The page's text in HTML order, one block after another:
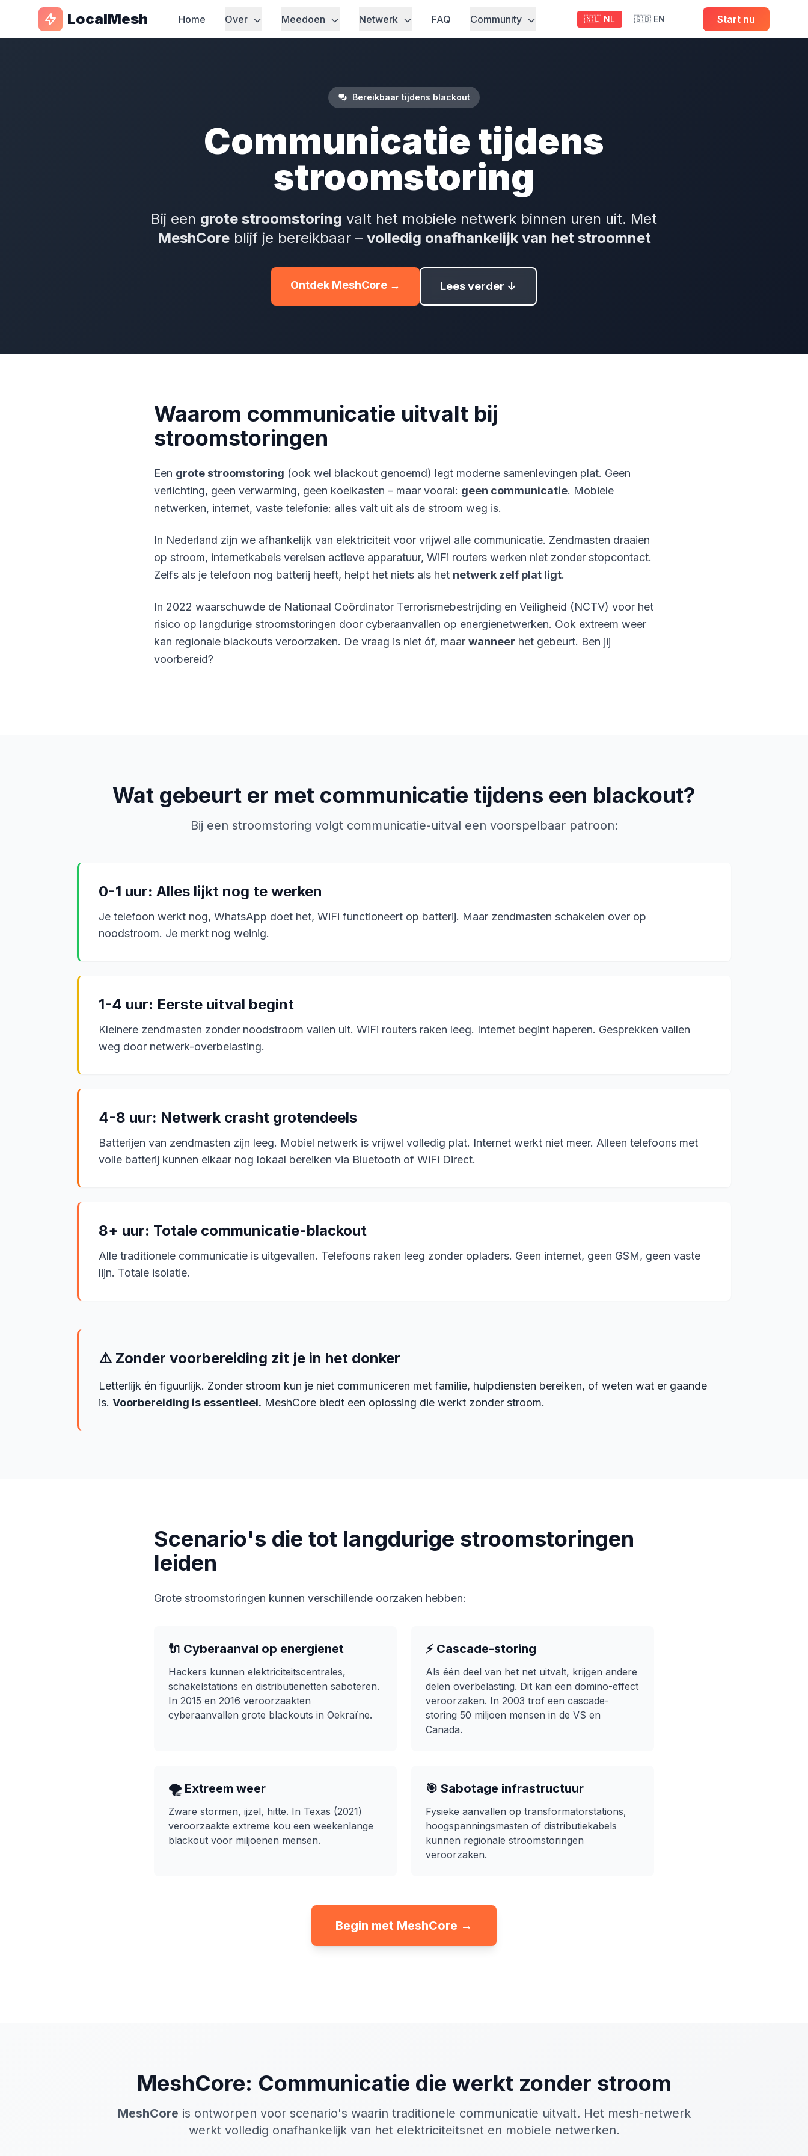
LocalMesh Home Over Meedoen Netwerk FAQ Community 🇳🇱 NL 🇬🇧 EN Start nu
Bereikbaar tijdens blackout
Communicatie tijdens
stroomstoring
Bij een grote stroomstoring valt het mobiele netwerk binnen uren uit. Met
MeshCoreblijf je bereikbaar – volledig onafhankelijk van het stroomnet
Ontdek MeshCore → Lees verder ↓
Waarom communicatie uitvalt bij
stroomstoringen
Een grote stroomstoring (ook wel blackout genoemd) legt moderne samenlevingen plat. Geen
verlichting, geen verwarming, geen koelkasten – maar vooral: geen communicatie. Mobiele
netwerken, internet, vaste telefonie: alles valt uit als de stroom weg is.
In Nederland zijn we afhankelijk van elektriciteit voor vrijwel alle communicatie. Zendmasten draaien
op stroom, internetkabels vereisen actieve apparatuur, WiFi routers werken niet zonder stopcontact.
Zelfs als je telefoon nog batterij heeft, helpt het niets als het netwerk zelf plat ligt.
In 2022 waarschuwde de Nationaal Coördinator Terrorismebestrijding en Veiligheid (NCTV) voor het
risico op langdurige stroomstoringen door cyberaanvallen op energienetwerken. Ook extreem weer
kan regionale blackouts veroorzaken. De vraag is niet óf, maar wanneer het gebeurt. Ben jij
voorbereid?
Wat gebeurt er met communicatie tijdens een blackout?
Bij een stroomstoring volgt communicatie-uitval een voorspelbaar patroon:
0-1 uur: Alles lijkt nog te werken
Je telefoon werkt nog, WhatsApp doet het, WiFi functioneert op batterij. Maar zendmasten schakelen over op
noodstroom. Je merkt nog weinig.
1-4 uur: Eerste uitval begint
Kleinere zendmasten zonder noodstroom vallen uit. WiFi routers raken leeg. Internet begint haperen. Gesprekken vallen
weg door netwerk-overbelasting.
4-8 uur: Netwerk crasht grotendeels
Batterijen van zendmasten zijn leeg. Mobiel netwerk is vrijwel volledig plat. Internet werkt niet meer. Alleen telefoons met
volle batterij kunnen elkaar nog lokaal bereiken via Bluetooth of WiFi Direct.
8+ uur: Totale communicatie-blackout
Alle traditionele communicatie is uitgevallen. Telefoons raken leeg zonder opladers. Geen internet, geen GSM, geen vaste
lijn. Totale isolatie.
⚠️ Zonder voorbereiding zit je in het donker
Letterlijk én figuurlijk. Zonder stroom kun je niet communiceren met familie, hulpdiensten bereiken, of weten wat er gaande
is. Voorbereiding is essentieel. MeshCore biedt een oplossing die werkt zonder stroom.
Scenario's die tot langdurige stroomstoringen
leiden
Grote stroomstoringen kunnen verschillende oorzaken hebben:
🔌 Cyberaanval op energienet
Hackers kunnen elektriciteitscentrales,
schakelstations en distributienetten saboteren.
In 2015 en 2016 veroorzaakten
cyberaanvallen grote blackouts in Oekraïne.
⚡ Cascade-storing
Als één deel van het net uitvalt, krijgen andere
delen overbelasting. Dit kan een domino-effect
veroorzaken. In 2003 trof een cascade-
storing 50 miljoen mensen in de VS en
Canada.
🌪️ Extreem weer
Zware stormen, ijzel, hitte. In Texas (2021)
veroorzaakte extreme kou een weekenlange
blackout voor miljoenen mensen.
🎯 Sabotage infrastructuur
Fysieke aanvallen op transformatorstations,
hoogspanningsmasten of distributiekabels
kunnen regionale stroomstoringen
veroorzaken.
Begin met MeshCore →
MeshCore: Communicatie die werkt zonder stroom
MeshCore is ontworpen voor scenario's waarin traditionele communicatie uitvalt. Het mesh-netwerk
werkt volledig onafhankelijk van het elektriciteitsnet en mobiele netwerken.